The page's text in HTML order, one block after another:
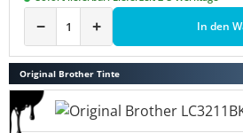
− + In den
Original Brother Tinte